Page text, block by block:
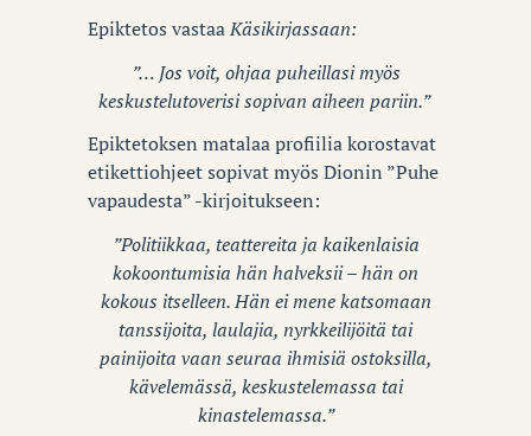
Epiktetos vastaaKäsikirjassaan:
”… Jos voit, ohjaa puheillasi myös
keskustelutoverisi sopivan aiheen pariin.”
Epiktetoksen matalaa profiilia korostavat
etikettiohjeet sopivat myös Dionin ”Puhe
vapaudesta” -kirjoitukseen:
”Politiikkaa, teattereita ja kaikenlaisia
kokoontumisia hän halveksii – hän on
kokous itselleen. Hän ei mene katsomaan
tanssijoita, laulajia, nyrkkeilijöitä tai
painijoita vaan seuraa ihmisiä ostoksilla,
kävelemässä, keskustelemassa tai
kinastelemassa.”